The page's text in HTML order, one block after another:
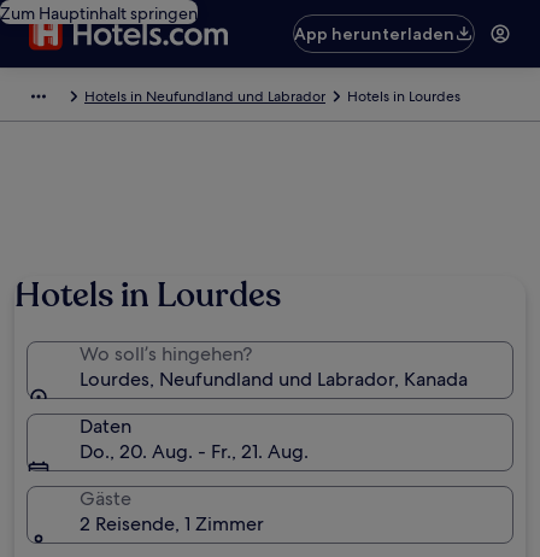
Zum Hauptinhalt springen
App herunterladen
Hotels in Neufundland und Labrador Hotels in Lourdes
Hotels in Lourdes
Wo soll’s hingehen?
Lourdes, Neufundland und Labrador, Kanada
Daten
Do., 20. Aug. - Fr., 21. Aug.
Gäste
2 Reisende, 1 Zimmer